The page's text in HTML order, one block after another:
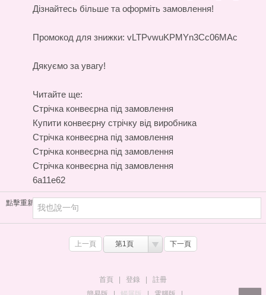
Дізнайтесь більше та оформіть замовлення!
Промокод для знижки: vLTPvwuKPMYn3Cc06MAc
Дякуємо за увагу!
Читайте ще:
Стрічка конвеєрна під замовлення
Купити конвеєрну стрічку від виробника
Стрічка конвеєрна під замовлення
Стрічка конвеєрна під замовлення
Стрічка конвеєрна під замовлення
6a11e62
點擊重新加載
上一頁 第1頁 下一頁
首頁 登錄
註冊